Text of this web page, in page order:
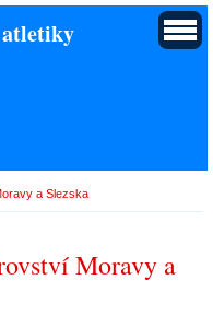
a Slezska
Moravy a